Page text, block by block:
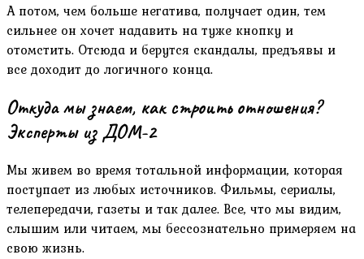
А потом, чем больше негатива, получает один, тем
сильнее он хочет надавить на туже кнопку и
отомстить. Отсюда и берутся скандалы, предъявы и
все доходит до логичного конца.
Откуда мы знаем, как строить отношения?
Эксперты из ДОМ-2
Мы живем во время тотальной информации, которая
поступает из любых источников. Фильмы, сериалы,
телепередачи, газеты и так далее. Все, что мы видим,
слышим или читаем, мы бессознательно примеряем на
свою жизнь.